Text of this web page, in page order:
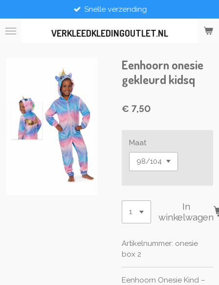
direct
naar
VERKLEEDKLEDINGOUTLET.NL
Snelle verzending
Eenhoorn onesie
gekleurd kidsq
€ 7,50
Maat
In
winkelwagen
Artikelnummer: onesie
box 2
Eenhoorn Onesie Kind –